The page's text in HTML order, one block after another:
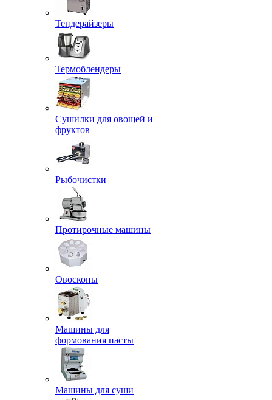
Тендерайзеры
Термоблендеры
Сушилки для овощей и
фруктов
Рыбочистки
Протирочные машины
Овоскопы
Машины для
формования пасты
Машины для суши